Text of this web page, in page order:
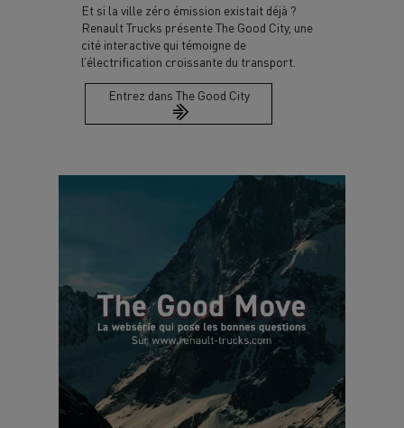
Et si la ville zéro émission existait déjà ?
Renault Trucks présente The Good City, une
cité interactive qui témoigne de
l’électrification croissante du transport.
Entrez dans The Good City